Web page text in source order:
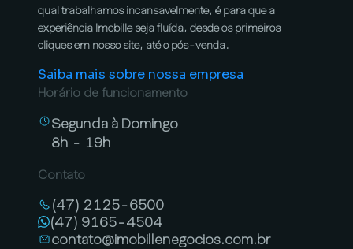
qual trabalhamos incansavelmente, é para que a
experiência Imobille seja fluída, desde os primeiros
cliques em nosso site, até o pós-venda.
Saiba mais sobre nossa empresa
Horário de funcionamento
Segunda à Domingo
8h - 19h
Contato
(47) 2125-6500
(47) 9165-4504
contato@imobillenegocios.com.br